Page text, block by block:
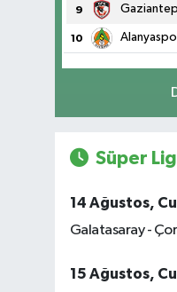
9
10
Süper
14 Ağustos,
Galatasaray -
15 Ağustos,